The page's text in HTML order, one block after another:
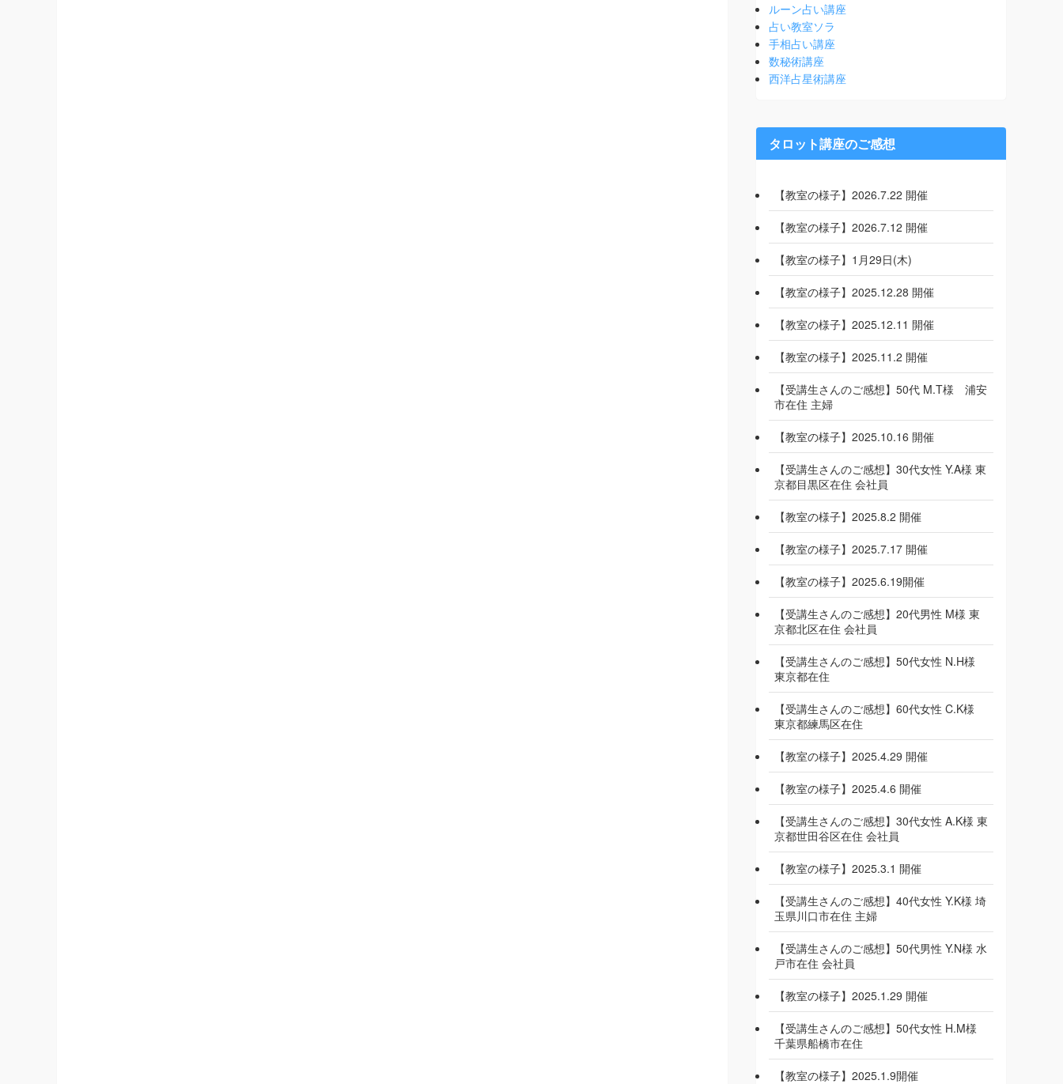
ルーン占い講座
占い教室ソラ
手相占い講座
数秘術講座
西洋占星術講座
タロット講座のご感想
【教室の様子】2026.7.22 開催
【教室の様子】2026.7.12 開催
【教室の様子】1月29日(木)
【教室の様子】2025.12.28 開催
【教室の様子】2025.12.11 開催
【教室の様子】2025.11.2 開催
【受講生さんのご感想】50代 M.T様 浦安
市在住 主婦
【教室の様子】2025.10.16 開催
【受講生さんのご感想】30代女性 Y.A様 東
京都目黒区在住 会社員
【教室の様子】2025.8.2 開催
【教室の様子】2025.7.17 開催
【教室の様子】2025.6.19開催
【受講生さんのご感想】20代男性 M様 東
京都北区在住 会社員
【受講生さんのご感想】50代女性 N.H様
東京都在住
【受講生さんのご感想】60代女性 C.K様
東京都練馬区在住
【教室の様子】2025.4.29 開催
【教室の様子】2025.4.6 開催
【受講生さんのご感想】30代女性 A.K様 東
京都世田谷区在住 会社員
【教室の様子】2025.3.1 開催
【受講生さんのご感想】40代女性 Y.K様 埼
玉県川口市在住 主婦
【受講生さんのご感想】50代男性 Y.N様 水
戸市在住 会社員
【教室の様子】2025.1.29 開催
【受講生さんのご感想】50代女性 H.M様
千葉県船橋市在住
【教室の様子】2025.1.9開催